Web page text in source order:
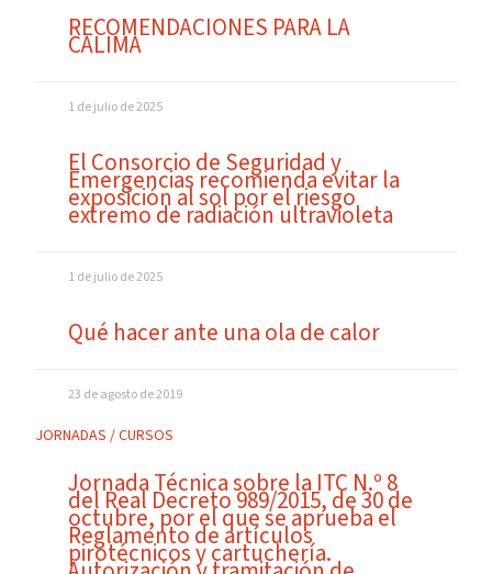
RECOMENDACIONES PARA LA
CALIMA
1 de julio de 2025
El Consorcio de Seguridad y
Emergencias recomienda evitar la
exposición al sol por el riesgo
extremo de radiación ultravioleta
1 de julio de 2025
Qué hacer ante una ola de calor
23 de agosto de 2019
JORNADAS / CURSOS
Jornada Técnica sobre la ITC N.º 8
del Real Decreto 989/2015, de 30 de
octubre, por el que se aprueba el
Reglamento de artículos
pirotécnicos y cartuchería.